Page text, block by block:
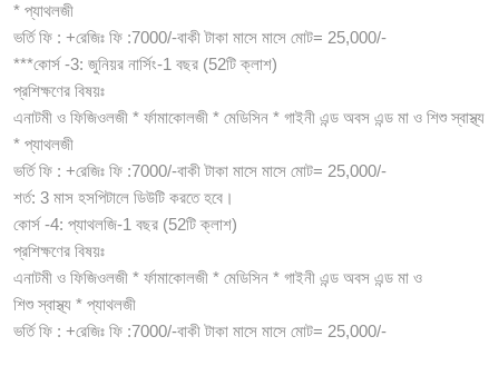
* প্যাথলজী
ভর্তি ফি : +রেজিঃ ফি :7000/-বাকী টাকা মাসে মাসে মোট= 25,000/-
***কোর্স -3: জুনিয়র নার্সিং-1 বছর (52টি ক্লাশ)
প্রশিক্ষণের বিষয়ঃ
এনাটমী ও ফিজিওলজী * র্ফামাকোলজী * মেডিসিন * গাইনী এন্ড অবস এন্ড মা ও শিশু স্বাস্থ্য
* প্যাথলজী
ভর্তি ফি : +রেজিঃ ফি :7000/-বাকী টাকা মাসে মাসে মোট= 25,000/-
শর্ত: 3 মাস হসপিটালে ডিউটি করতে হবে।
কোর্স -4: প্যাথলজি-1 বছর (52টি ক্লাশ)
প্রশিক্ষণের বিষয়ঃ
এনাটমী ও ফিজিওলজী * র্ফামাকোলজী * মেডিসিন * গাইনী এন্ড অবস এন্ড মা ও
শিশু স্বাস্থ্য * প্যাথলজী
ভর্তি ফি : +রেজিঃ ফি :7000/-বাকী টাকা মাসে মাসে মোট= 25,000/-